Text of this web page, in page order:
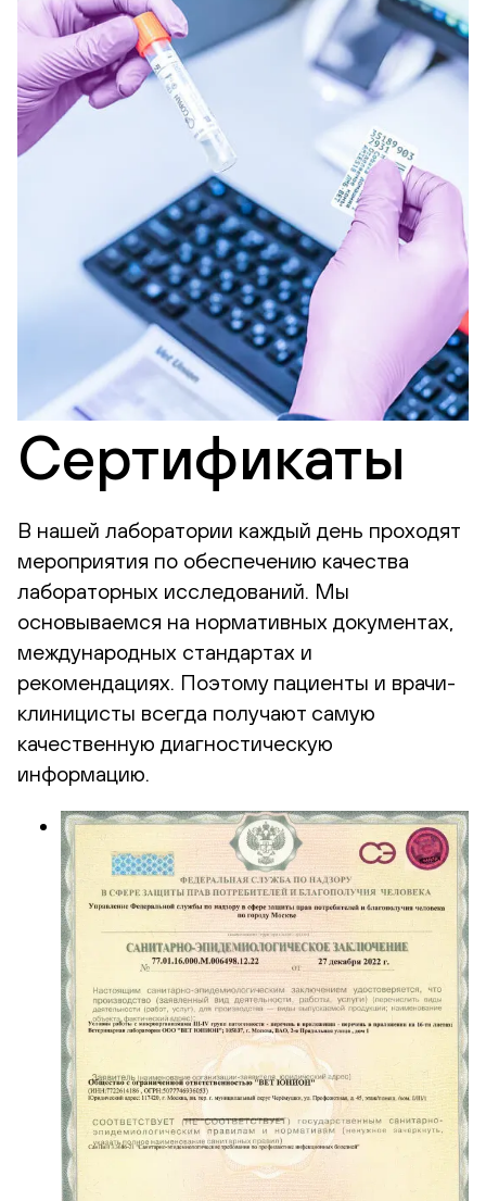
Сертификаты
В нашей лаборатории каждый день проходят
мероприятия по обеспечению качества
лабораторных исследований. Мы
основываемся на нормативных документах,
международных стандартах и
рекомендациях. Поэтому пациенты и врачи-
клиницисты всегда получают самую
качественную диагностическую
информацию.